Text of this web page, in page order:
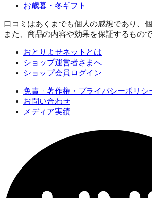
お歳暮・冬ギフト
口コミはあくまでも個人の感想であり、
また、商品の内容や効果を保証するもの
おとりよせネットとは
ショップ運営者さまへ
ショップ会員ログイン
免責・著作権・プライバシーポリシ
お問い合わせ
メディア実績